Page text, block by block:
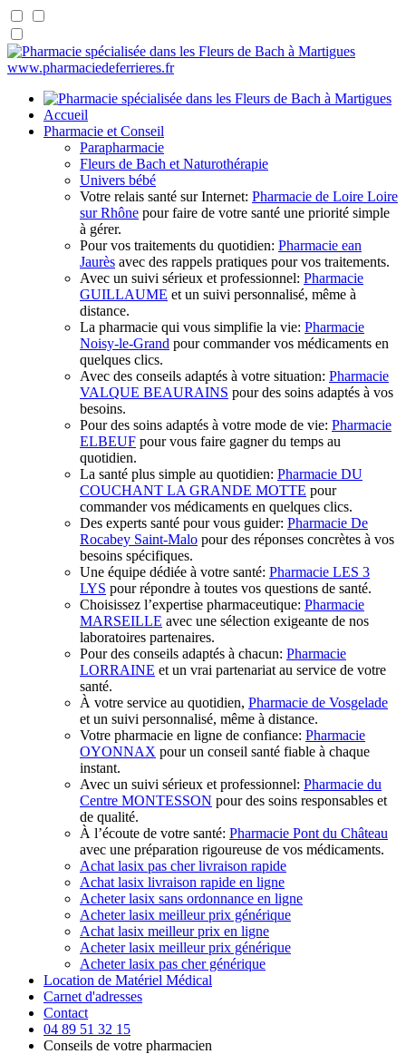
www.pharmaciedeferrieres.fr
Accueil
Pharmacie et Conseil
Parapharmacie
Fleurs de Bach et Naturothérapie
Univers bébé
Votre relais santé sur Internet: Pharmacie de Loire Loire
sur Rhône pour faire de votre santé une priorité simple
à gérer.
Pour vos traitements du quotidien: Pharmacie ean
Jaurès avec des rappels pratiques pour vos traitements.
Avec un suivi sérieux et professionnel: Pharmacie
GUILLAUME et un suivi personnalisé, même à
distance.
La pharmacie qui vous simplifie la vie: Pharmacie
Noisy-le-Grand pour commander vos médicaments en
quelques clics.
Avec des conseils adaptés à votre situation: Pharmacie
VALQUE BEAURAINS pour des soins adaptés à vos
besoins.
Pour des soins adaptés à votre mode de vie: Pharmacie
ELBEUF pour vous faire gagner du temps au
quotidien.
La santé plus simple au quotidien: Pharmacie DU
COUCHANT LA GRANDE MOTTE pour
commander vos médicaments en quelques clics.
Des experts santé pour vous guider: Pharmacie De
Rocabey Saint-Malo pour des réponses concrètes à vos
besoins spécifiques.
Une équipe dédiée à votre santé: Pharmacie LES 3
LYS pour répondre à toutes vos questions de santé.
Choisissez l’expertise pharmaceutique: Pharmacie
MARSEILLE avec une sélection exigeante de nos
laboratoires partenaires.
Pour des conseils adaptés à chacun: Pharmacie
LORRAINE et un vrai partenariat au service de votre
santé.
À votre service au quotidien, Pharmacie de Vosgelade
et un suivi personnalisé, même à distance.
Votre pharmacie en ligne de confiance: Pharmacie
OYONNAX pour un conseil santé fiable à chaque
instant.
Avec un suivi sérieux et professionnel: Pharmacie du
Centre MONTESSON pour des soins responsables et
de qualité.
À l’écoute de votre santé: Pharmacie Pont du Château
avec une préparation rigoureuse de vos médicaments.
Achat lasix pas cher livraison rapide
Achat lasix livraison rapide en ligne
Acheter lasix sans ordonnance en ligne
Acheter lasix meilleur prix générique
Achat lasix meilleur prix en ligne
Acheter lasix meilleur prix générique
Acheter lasix pas cher générique
Location de Matériel Médical
Carnet d'adresses
Contact
04 89 51 32 15
Conseils de votre pharmacien